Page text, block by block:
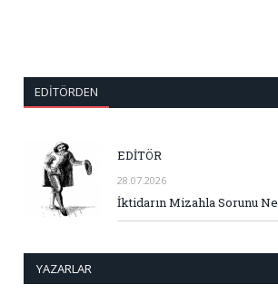
EDITÖRDEN
EDİTÖR
28.07.2026
İktidarın Mizahla Sorunu Ne
YAZARLAR